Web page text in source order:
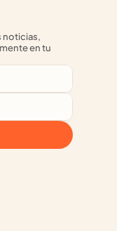
noticias,
en tu